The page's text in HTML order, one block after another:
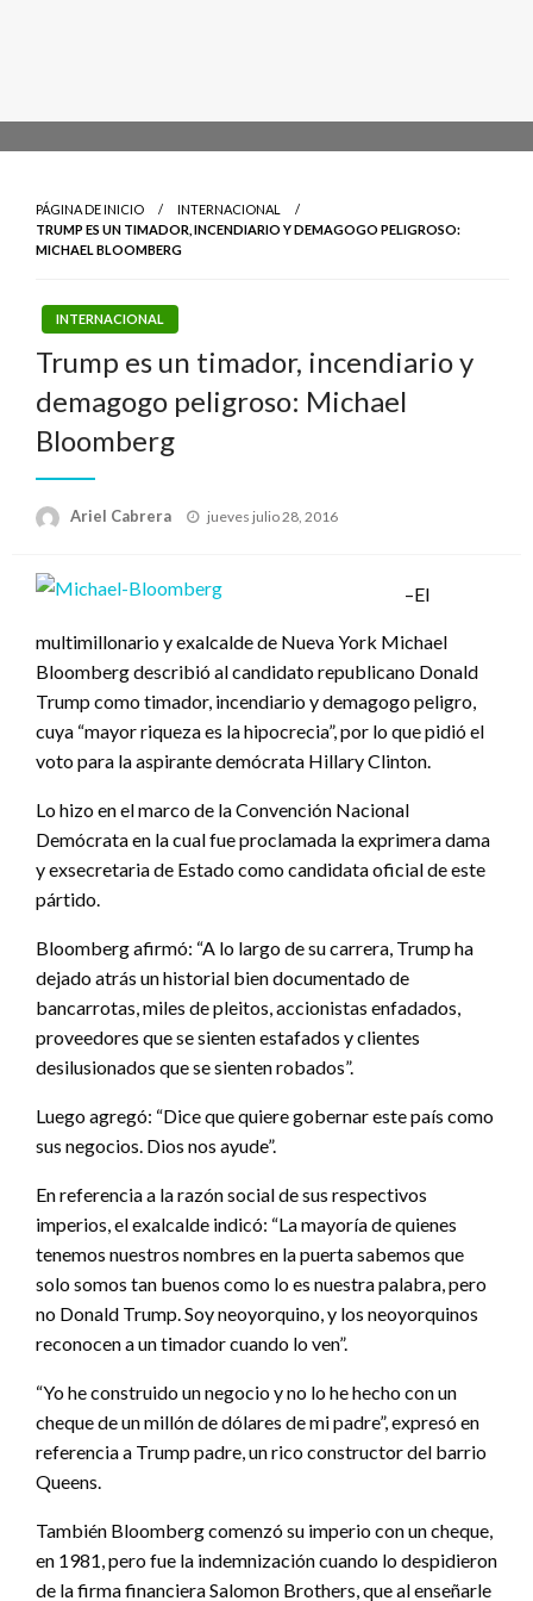
PÁGINA DE INICIO
INTERNACIONAL
TRUMP ES UN TIMADOR, INCENDIARIO Y DEMAGOGO PELIGROSO:
MICHAEL BLOOMBERG
INTERNACIONAL
Trump es un timador, incendiario y
demagogo peligroso: Michael
Bloomberg
Ariel Cabrera
Publicado
jueves julio 28, 2016
–El
multimillonario y exalcalde de Nueva York Michael
Bloomberg describió al candidato republicano Donald
Trump como timador, incendiario y demagogo peligro,
cuya “mayor riqueza es la hipocrecia”, por lo que pidió el
voto para la aspirante demócrata Hillary Clinton.
Lo hizo en el marco de la Convención Nacional
Demócrata en la cual fue proclamada la exprimera dama
y exsecretaria de Estado como candidata oficial de este
pártido.
Bloomberg afirmó: “A lo largo de su carrera, Trump ha
dejado atrás un historial bien documentado de
bancarrotas, miles de pleitos, accionistas enfadados,
proveedores que se sienten estafados y clientes
desilusionados que se sienten robados”.
Luego agregó: “Dice que quiere gobernar este país como
sus negocios. Dios nos ayude”.
En referencia a la razón social de sus respectivos
imperios, el exalcalde indicó: “La mayoría de quienes
tenemos nuestros nombres en la puerta sabemos que
solo somos tan buenos como lo es nuestra palabra, pero
no Donald Trump. Soy neoyorquino, y los neoyorquinos
reconocen a un timador cuando lo ven”.
“Yo he construido un negocio y no lo he hecho con un
cheque de un millón de dólares de mi padre”, expresó en
referencia a Trump padre, un rico constructor del barrio
Queens.
También Bloomberg comenzó su imperio con un cheque,
en 1981, pero fue la indemnización cuando lo despidieron
de la firma financiera Salomon Brothers, que al enseñarle